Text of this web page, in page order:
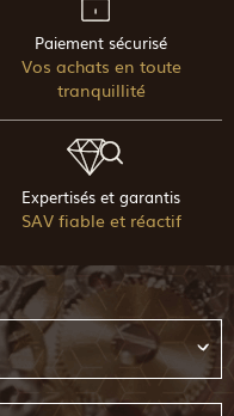
Paiement sécurisé
Vos achats en toute
tranquillité
Expertisés et garantis
SAV fiable et réactif